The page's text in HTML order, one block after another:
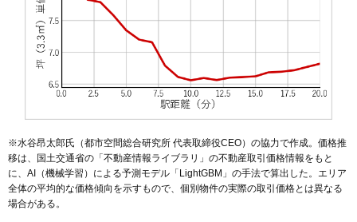
51 あきほ町
52
53 6.0万円
小泉 5.6万円 237万円
5.5万円
浜松町 4.4万円 1,169万円 -1.9%
58 高砂 4.3万円 351万円 -2.2%
59
※水谷昂太郎氏（都市空間総合研究所 代表取締役CEO）の協力で作成。価格推
移は、国土交通省の「不動産情報ライブラリ 」の不動産取引価格情報をもと
に、AI（機械学習）による予測モデル「LightGBM」の手法で算出した。エリア
全体の平均的な価格傾向を示すもので、個別物件の実際の取引価格とは異なる
場合がある。